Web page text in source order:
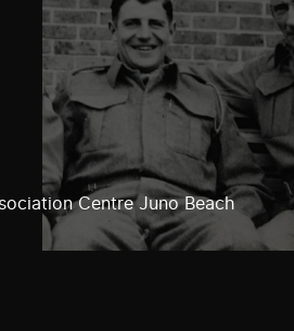
Centre Juno Beach